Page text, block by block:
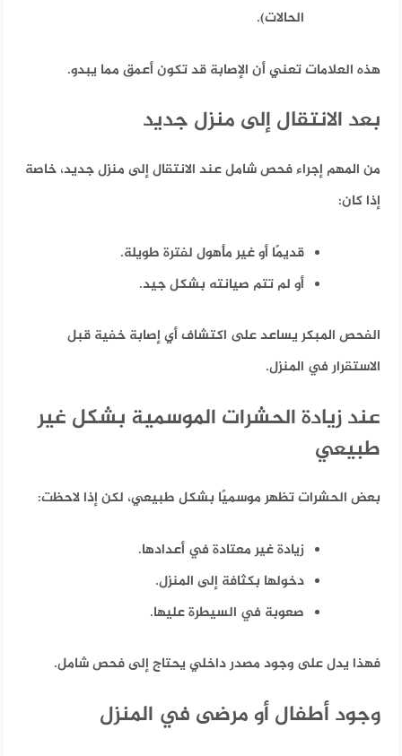
الحالات).
هذه العلامات تعني أن الإصابة قد تكون أعمق مما يبدو.
بعد الانتقال إلى منزل جديد
من المهم إجراء فحص شامل عند الانتقال إلى منزل جديد، خاصة
إذا كان:
قديمًا أو غير مأهول لفترة طويلة.
أو لم تتم صيانته بشكل جيد.
الفحص المبكر يساعد على اكتشاف أي إصابة خفية قبل
الاستقرار في المنزل.
عند زيادة الحشرات الموسمية بشكل غير
طبيعي
بعض الحشرات تظهر موسميًا بشكل طبيعي، لكن إذا لاحظت:
زيادة غير معتادة في أعدادها.
دخولها بكثافة إلى المنزل.
صعوبة في السيطرة عليها.
فهذا يدل على وجود مصدر داخلي يحتاج إلى فحص شامل.
وجود أطفال أو مرضى في المنزل